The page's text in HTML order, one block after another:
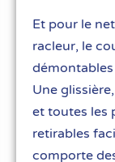
Et pour le
racleur, le
Une
et toutes les
retirables
comporte